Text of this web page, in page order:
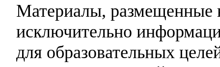
Материалы, размещенные
исключительно
для образовательных